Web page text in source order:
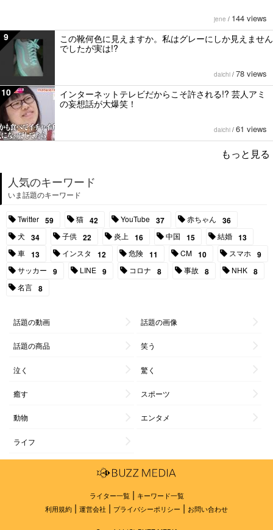
jene / 144 views
9
この靴何色に見えますか。私はグレーにしか見えません
でしたが実は!?
daichi / 78 views
10
インターネットテレビだからこそ許される!? 芸人アミ
の妄想話が大爆笑！
daichi / 61 views
もっと見る
人気のキーワード
いま話題のキーワード
Twitter 59 猫 42 YouTube 37 赤ちゃん 36
犬 34 子供 22 炎上 16 中国 15 結婚 13
車 13 インスタ 12 危険 11 CM 10 スマホ 9
サッカー 9 LINE 9 コロナ 8 事故 8 NHK 8
名言 8
話題の動画 話題の画像
話題の商品 笑う
泣く 驚く
癒す スポーツ
動物 エンタメ
ライフ
ライター一覧| キーワード一覧
利用規約 | 運営会社 | プライバシーポリシー | お問い合わせ